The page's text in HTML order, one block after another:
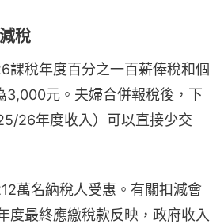
稅
稅年度百分之一百薪俸稅和個
3,000元。夫婦合併報稅後，下
26年度收入）可以直接少交
萬名納稅人受惠。有關扣減會
最終應繳稅款反映，政府收入